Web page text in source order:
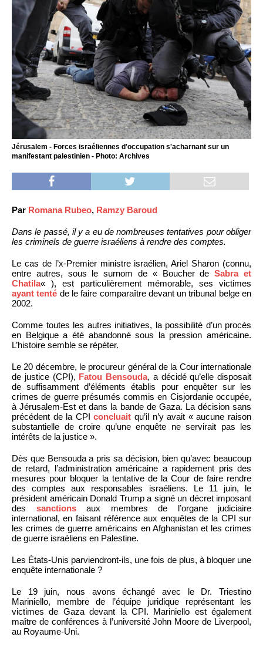
Jérusalem - Forces israéliennes d'occupation s'acharnant sur un
manifestant palestinien - Photo: Archives
Par Romana Rubeo, Ramzy Baroud
Dans le passé, il y a eu de nombreuses tentatives pour obliger
les criminels de guerre israéliens à rendre des comptes.
Le cas de l’x-Premier ministre israélien, Ariel Sharon (connu,
entre autres, sous le surnom de « Boucher deSabra et
Chatila« ), est particulièrement mémorable, ses victimes
ayant tenté de le faire comparaître devant un tribunal belge en
2002.
Comme toutes les autres initiatives, la possibilité d’un procès
en Belgique a été abandonné sous la pression américaine.
L’histoire semble se répéter.
Le 20 décembre, le procureur général de la Cour internationale
de justice (CPI), Fatou Bensouda, a décidé qu’elle disposait
de suffisamment d’éléments établis pour enquêter sur les
crimes de guerre présumés commis en Cisjordanie occupée,
à Jérusalem-Est et dans la bande de Gaza. La décision sans
précédent de la CPIconcluait qu’il n’y avait « aucune raison
substantielle de croire qu’une enquête ne servirait pas les
intérêts de la justice ».
Dès que Bensouda a pris sa décision, bien qu’avec beaucoup
de retard, l’administration américaine a rapidement pris des
mesures pour bloquer la tentative de la Cour de faire rendre
des comptes aux responsables israéliens. Le 11 juin, le
président américain Donald Trump a signé un décret imposant
des sanctionsaux membres de l’organe judiciaire
international, en faisant référence aux enquêtes de la CPI sur
les crimes de guerre américains en Afghanistan et les crimes
de guerre israéliens en Palestine.
Les États-Unis parviendront-ils, une fois de plus, à bloquer une
enquête internationale ?
Le 19 juin, nous avons échangé avec le Dr. Triestino
Mariniello, membre de l’équipe juridique représentant les
victimes de Gaza devant la CPI. Mariniello est également
maître de conférences à l’université John Moore de Liverpool,
au Royaume-Uni.